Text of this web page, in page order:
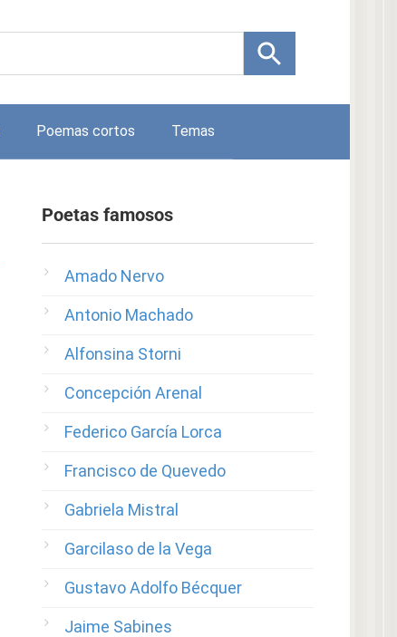
Poemas cortos Temas
Poetas famosos
Amado Nervo
Antonio Machado
Alfonsina Storni
Concepción Arenal
Federico García Lorca
Francisco de Quevedo
Gabriela Mistral
Garcilaso de la Vega
Gustavo Adolfo Bécquer
Jaime Sabines